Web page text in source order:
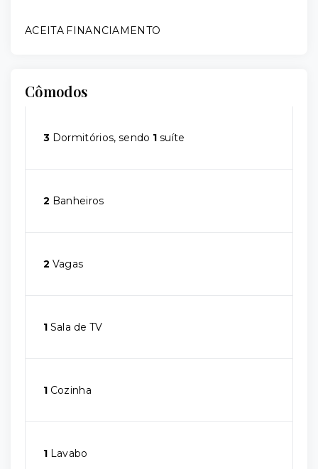
ACEITA FINANCIAMENTO
Cômodos
3 Dormitórios, sendo 1 suíte
2 Banheiros
2 Vagas
1 Sala de TV
1 Cozinha
1 Lavabo